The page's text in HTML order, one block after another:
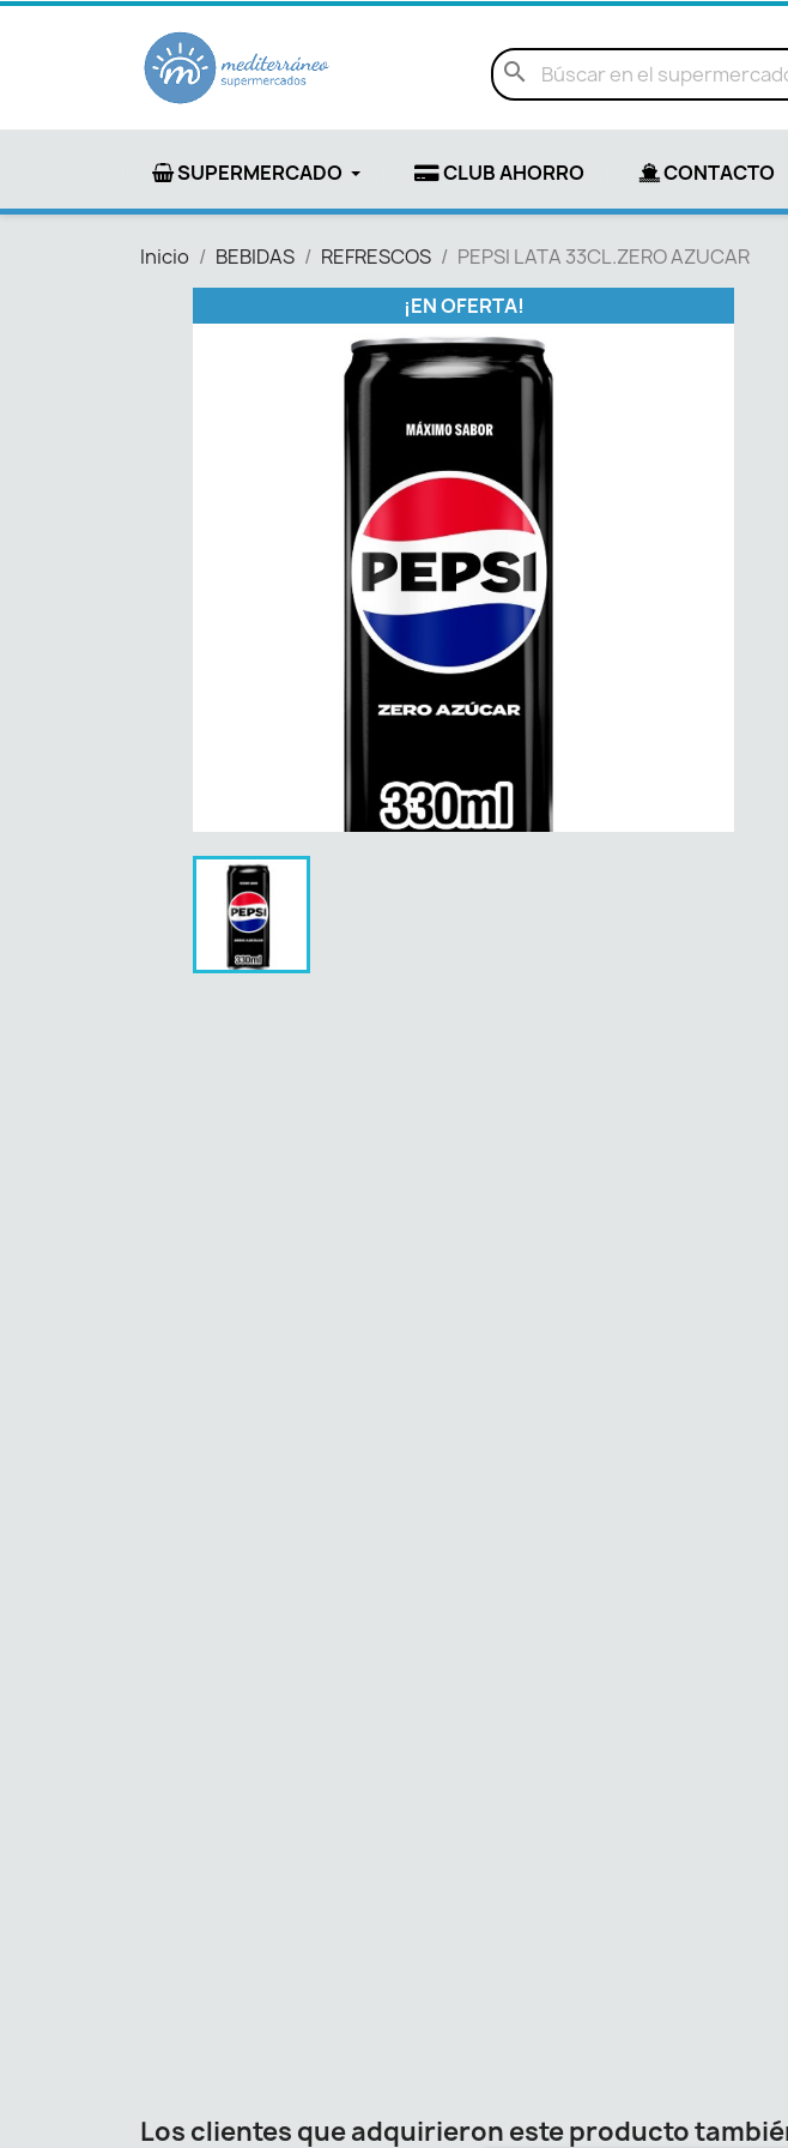
search
SUPERMERCADO CLUB AHORRO CONTACTO
Inicio BEBIDAS REFRESCOS
PEPSI LATA 33CL.ZERO AZUCAR
¡EN OFERTA!
Los clientes que adquirieron este producto